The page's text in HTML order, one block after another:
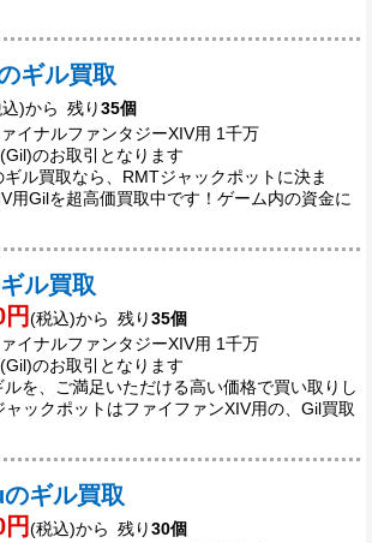
ギル買取
)から 残り35個
イナルファンタジーXIV用 1千万
のお取引となります
ル買取なら、RMTジャックポットに決ま
用Gilを超高価買取中です！ゲーム内の資金に
ル買取
(税込)から 残り35個
イナルファンタジーXIV用 1千万
のお取引となります
を、ご満足いただける高い価格で買い取りし
ックポットはファイファンXIV用の、Gil買取
ギル買取
(税込)から 残り30個